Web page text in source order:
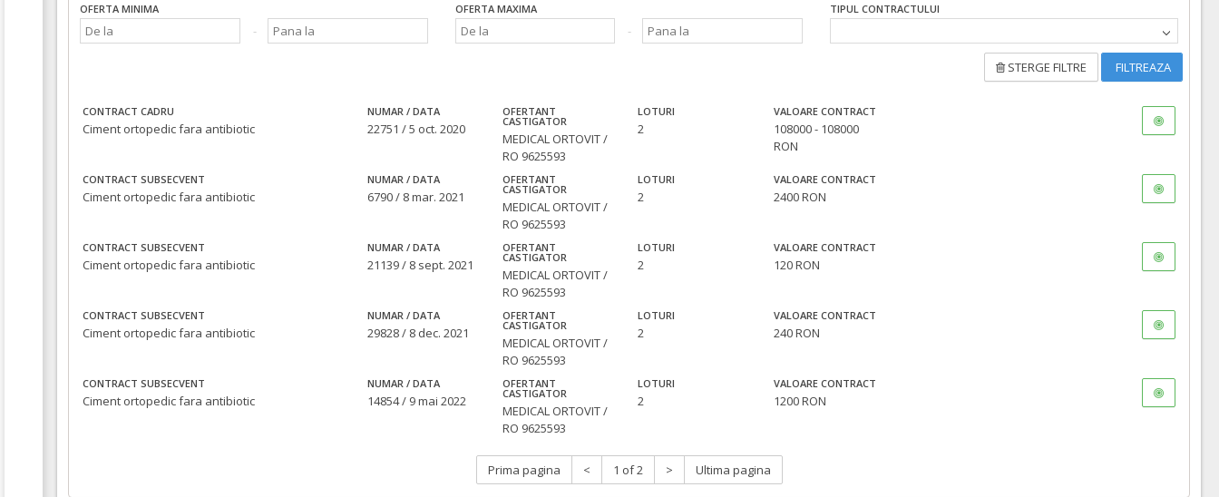
OFERTA MINIMA OFERTA MAXIMA TIPUL CONTRACTULUI
STERGE FILTRE FILTREAZA
CONTRACT CADRU
Ciment ortopedic fara antibiotic
NUMAR / DATA
22751 / 5 oct. 2020
OFERTANT
CASTIGATOR
MEDICAL ORTOVIT /
RO 9625593
LOTURI
2
VALOARE CONTRACT
108000 - 108000
RON
CONTRACT SUBSECVENT
Ciment ortopedic fara antibiotic
NUMAR / DATA
6790 / 8 mar. 2021
OFERTANT
CASTIGATOR
MEDICAL ORTOVIT /
RO 9625593
LOTURI
2
VALOARE CONTRACT
2400 RON
CONTRACT SUBSECVENT
Ciment ortopedic fara antibiotic
NUMAR / DATA
21139 / 8 sept. 2021
OFERTANT
CASTIGATOR
MEDICAL ORTOVIT /
RO 9625593
LOTURI
2
VALOARE CONTRACT
120 RON
CONTRACT SUBSECVENT
Ciment ortopedic fara antibiotic
NUMAR / DATA
29828 / 8 dec. 2021
OFERTANT
CASTIGATOR
MEDICAL ORTOVIT /
RO 9625593
LOTURI
2
VALOARE CONTRACT
240 RON
CONTRACT SUBSECVENT
Ciment ortopedic fara antibiotic
NUMAR / DATA
14854 / 9 mai 2022
OFERTANT
CASTIGATOR
MEDICAL ORTOVIT /
RO 9625593
LOTURI
2
VALOARE CONTRACT
1200 RON
Prima pagina < 1 of 2 > Ultima pagina